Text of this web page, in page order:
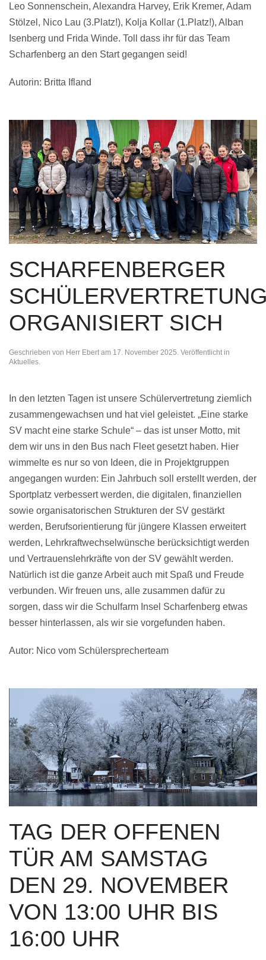
Leo Sonnenschein, Alexandra Harvey, Erik Kremer, Adam
Stölzel, Nico Lau (3.Platz!), Kolja Kollar (1.Platz!), Alban
Isenberg und Frida Winde. Toll dass ihr für das Team
Scharfenberg an den Start gegangen seid!
Autorin: Britta Ifland
SCHARFENBERGER
ORGANISIERT SICH
Geschrieben von Herr Ebertam 17. November 2025. Veröffentlicht in
Aktuelles.
In den letzten Tagen ist unsere Schülervertretung ziemlich
zusammengewachsen und hat viel geleistet. „Eine starke
SV macht eine starke Schule“ – das ist unser Motto, mit
dem wir uns in den Bus nach Fleet gesetzt haben. Hier
wimmelte es nur so von Ideen, die in Projektgruppen
angegangen wurden: Ein Jahrbuch soll erstellt werden, der
Sportplatz verbessert werden, die digitalen, finanziellen
sowie organisatorischen Strukturen der SV gestärkt
werden, Berufsorientierung für jüngere Klassen erweitert
werden, Lehrkraftwechselwünsche berücksichtigt werden
und Vertrauenslehrkräfte von der SV gewählt werden.
Natürlich ist die ganze Arbeit auch mit Spaß und Freude
verbunden. Wir freuen uns, alle zusammen dafür zu
sorgen, dass wir die Schulfarm Insel Scharfenberg etwas
besser hinterlassen, als wir sie vorgefunden haben.
Autor: Nico vom Schülersprecherteam
TAG DER OFFENEN
TÜR AM SAMSTAG
DEN 29. NOVEMBER
VON 13:00 UHR BIS
16:00 UHR